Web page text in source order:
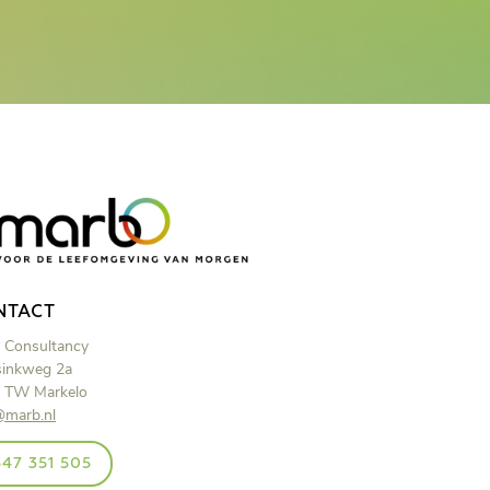
Consultancy
2a
TW Markelo
351 505